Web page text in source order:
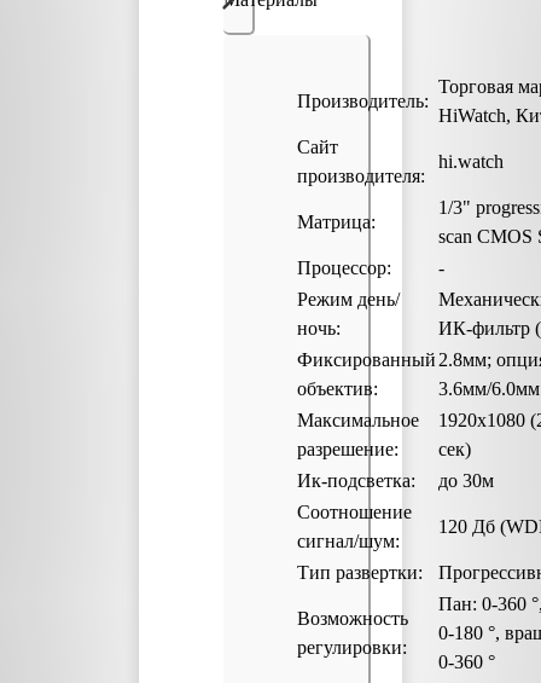
Производитель:
Торговая
HiWatch,
Сайт
производителя:
hi.watch
Матрица:
1/3"
scan CMOS
Процессор:
-
Режим день/
ночь:
ИК-фильтр
Фиксированный
объектив:
2.8мм;
3.6мм/6.0мм
Максимальное
разрешение:
1920х1080
сек)
Ик-подсветка:
до 30м
Соотношение
сигнал/шум:
120 Дб
Тип развертки:
Возможность
регулировки:
Пан: 0-360
0-180 °,
0-360 °